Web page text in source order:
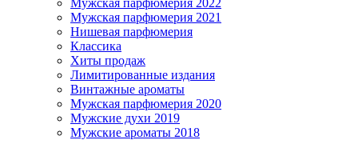
Мужская парфюмерия 2022
Мужская парфюмерия 2021
Нишевая парфюмерия
Классика
Хиты продаж
Лимитированные издания
Винтажные ароматы
Мужская парфюмерия 2020
Мужские духи 2019
Мужские ароматы 2018